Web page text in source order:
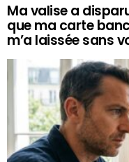
Ma valise a
que ma carte
m’a laissée sans